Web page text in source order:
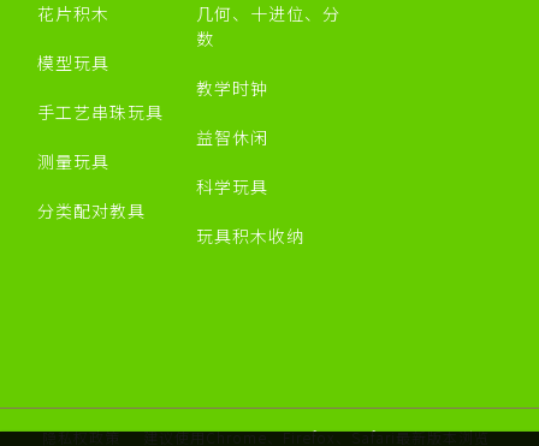
花片积木
模型玩具
手工艺串珠玩具
测量玩具
分类配对教具
几何、十进位、分
数
教学时钟
益智休闲
科学玩具
玩具积木收纳
隐私权政策 建议使用Chrome、Firefox、Safari最新版本浏览